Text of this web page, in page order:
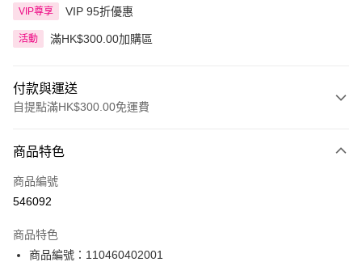
VIP尊享 VIP 95折優惠
活動 滿HK$300.00加購區
付款與運送
自提點滿HK$300.00免運費
信用卡
Apple Pay
PayMe
商品特色
商品編號
546092
商品特色
商品編號：110460402001